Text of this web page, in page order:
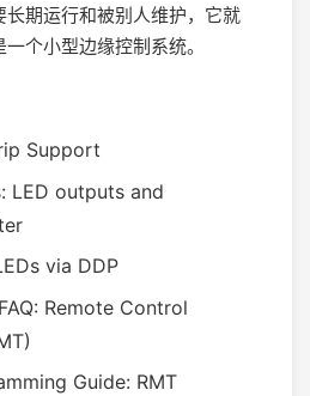
期运行和被别人维护，它就
个小型边缘控制系统。
Support
LED outputs and
via DDP
Remote Control
Guide: RMT